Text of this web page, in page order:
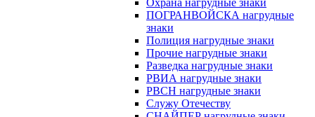
Охрана нагрудные знаки
ПОГРАНВОЙСКА нагрудные
знаки
Полиция нагрудные знаки
Прочие нагрудные знаки
Разведка нагрудные знаки
РВИА нагрудные знаки
РВСН нагрудные знаки
Служу Отечеству